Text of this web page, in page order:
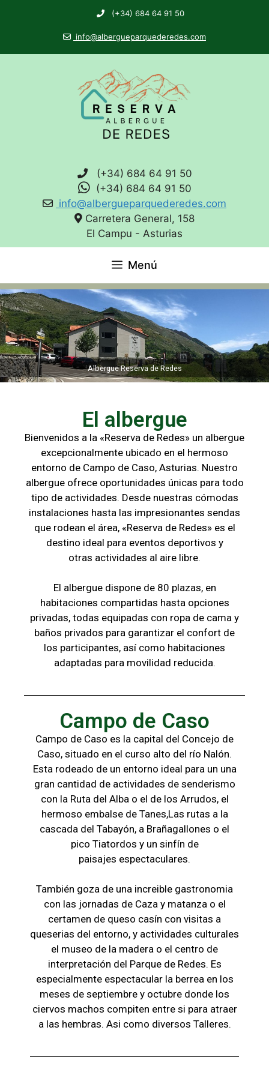
(+34) 684 64 91 50
info@albergueparquederedes.com
(+34) 684 64 91 50
(+34) 684 64 91 50
info@albergueparquederedes.com
Carretera General, 158
El Campu - Asturias
Menú
Albergue Reserva de Redes
El albergue
Bienvenidos a la «Reserva de Redes» un albergue
excepcionalmente ubicado en el hermoso
entorno de Campo de Caso, Asturias. Nuestro
albergue ofrece oportunidades únicas para todo
tipo de actividades. Desde nuestras cómodas
instalaciones hasta las impresionantes sendas
que rodean el área, «Reserva de Redes» es el
destino ideal para eventos deportivos y
otras actividades al aire libre.
El albergue dispone de 80 plazas, en
habitaciones compartidas hasta opciones
privadas, todas equipadas con ropa de cama y
baños privados para garantizar el confort de
los participantes, así como habitaciones
adaptadas para movilidad reducida.
Campo de Caso
Campo de Caso es la capital del Concejo de
Caso, situado en el curso alto del río Nalón.
Esta rodeado de un entorno ideal para un una
gran cantidad de actividades de senderismo
con la Ruta del Alba o el de los Arrudos, el
hermoso embalse de Tanes,Las rutas a la
cascada del Tabayón, a Brañagallones o el
pico Tiatordos y un sinfín de
paisajes espectaculares.
También goza de una increible gastronomia
con las jornadas de Caza y matanza o el
certamen de queso casín con visitas a
queserias del entorno, y actividades culturales
el museo de la madera o el centro de
interpretación del Parque de Redes. Es
especialmente espectacular la berrea en los
meses de septiembre y octubre donde los
ciervos machos compiten entre si para atraer
a las hembras. Asi como diversos Talleres.